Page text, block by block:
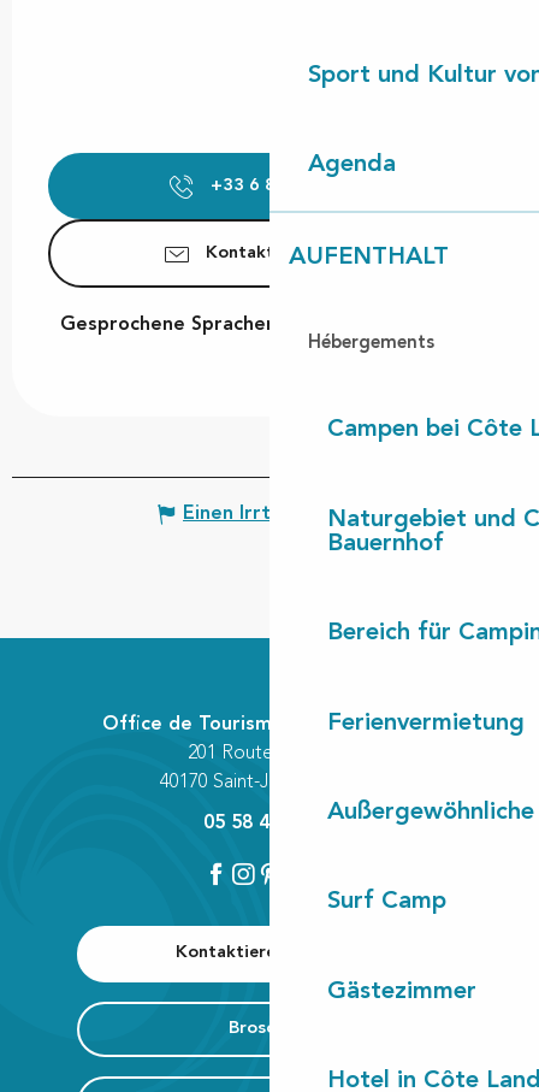
Sport und Kultur
Agenda
AUFENTHALT
Hébergements
Campen bei Côte
Naturgebiet und
Bauernhof
Bereich für
Ferienvermietung
Surf Camp
Gästezimmer
Hotel in Côte
+33 6 88 72 75
Kontaktieren Sie uns
Gesprochene Sprachen
Gesprochene Sprachen
Einen Irrtum angeben
Kontaktieren Sie uns
Broschüre
Office de Tourisme Communautaire
201 Route des Lacs
40170 Saint-Julien-en-Born
05 58 42 89 80